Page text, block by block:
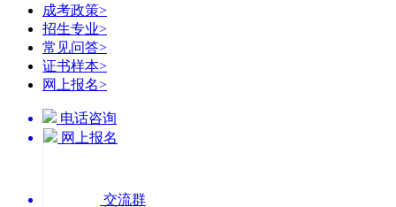
成考政策>
招生专业>
常见问答>
证书样本>
网上报名>
电话咨询
网上报名
交流群